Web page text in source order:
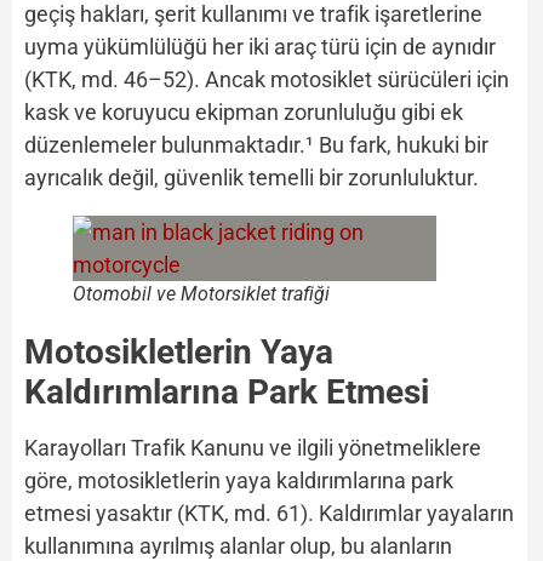
geçiş hakları, şerit kullanımı ve trafik işaretlerine
uyma yükümlülüğü her iki araç türü için de aynıdır
(KTK, md. 46–52). Ancak motosiklet sürücüleri için
kask ve koruyucu ekipman zorunluluğu gibi ek
düzenlemeler bulunmaktadır.¹ Bu fark, hukuki bir
ayrıcalık değil, güvenlik temelli bir zorunluluktur.
Otomobil ve Motorsiklet trafiği
Motosikletlerin Yaya
Kaldırımlarına Park Etmesi
Karayolları Trafik Kanunu ve ilgili yönetmeliklere
göre, motosikletlerin yaya kaldırımlarına park
etmesi yasaktır (KTK, md. 61). Kaldırımlar yayaların
kullanımına ayrılmış alanlar olup, bu alanların